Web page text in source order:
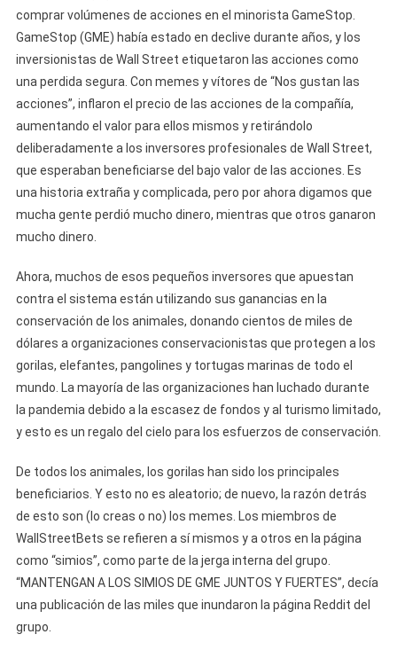
comprar volúmenes de acciones en el minorista GameStop.
GameStop (GME) había estado en declive durante años, y los
inversionistas de Wall Street etiquetaron las acciones como
una perdida segura. Con memes y vítores de “Nos gustan las
acciones”, inflaron el precio de las acciones de la compañía,
aumentando el valor para ellos mismos y retirándolo
deliberadamente a los inversores profesionales de Wall Street,
que esperaban beneficiarse del bajo valor de las acciones. Es
una historia extraña y complicada, pero por ahora digamos que
mucha gente perdió mucho dinero, mientras que otros ganaron
mucho dinero.
Ahora, muchos de esos pequeños inversores que apuestan
contra el sistema están utilizando sus ganancias en la
conservación de los animales, donando cientos de miles de
dólares a organizaciones conservacionistas que protegen a los
gorilas, elefantes, pangolines y tortugas marinas de todo el
mundo. La mayoría de las organizaciones han luchado durante
la pandemia debido a la escasez de fondos y al turismo limitado,
y esto es un regalo del cielo para los esfuerzos de conservación.
De todos los animales, los gorilas han sido los principales
beneficiarios. Y esto no es aleatorio; de nuevo, la razón detrás
de esto son (lo creas o no) los memes. Los miembros de
WallStreetBets se refieren a sí mismos y a otros en la página
como “simios”, como parte de la jerga interna del grupo.
“MANTENGAN A LOS SIMIOS DE GME JUNTOS Y FUERTES”, decía
una publicación de las miles que inundaron la página Reddit del
grupo.